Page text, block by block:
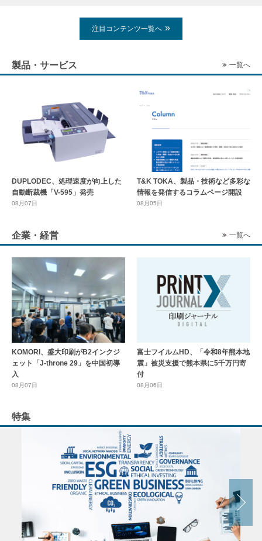
注目コンテンツ一覧へ
製品・サービス 一覧へ
DUPLODEC、処理速度が向上した
自動断裁機「V-595」発売
08月07日
T&K TOKA、製品・技術など多彩な
情報を発信するコラムページ開設
08月05日
企業・経営 一覧へ
KOMORI、盛大印刷がB2インクジ
ェット「J-throne 29」を中国初導
入
08月07日
富士フイルムHD、「令和8年熊本地
震」被災支援で熊本県に5千万円寄
付
08月06日
特集